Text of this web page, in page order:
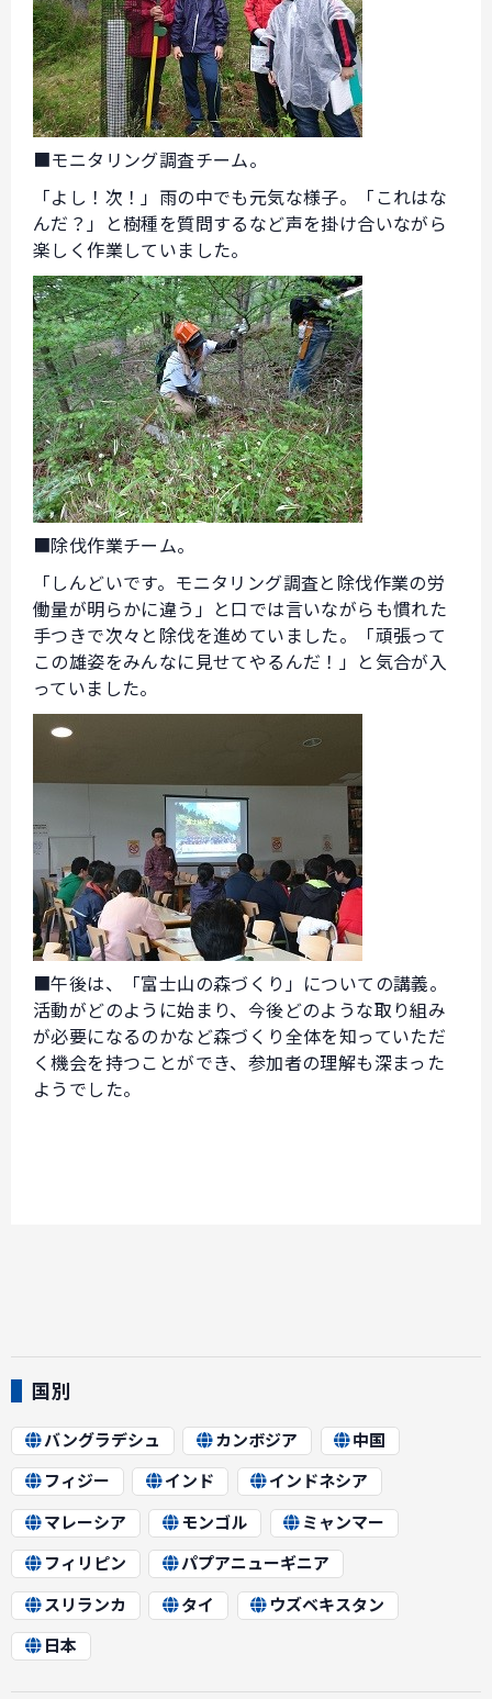
■モニタリング調査チーム。
「よし！次！」雨の中でも元気な様子。「これはな
んだ？」と樹種を質問するなど声を掛け合いながら
楽しく作業していました。
■除伐作業チーム。
「しんどいです。モニタリング調査と除伐作業の労
働量が明らかに違う」と口では言いながらも慣れた
手つきで次々と除伐を進めていました。「頑張って
この雄姿をみんなに見せてやるんだ！」と気合が入
っていました。
■午後は、「富士山の森づくり」についての講義。
活動がどのように始まり、今後どのような取り組み
が必要になるのかなど森づくり全体を知っていただ
く機会を持つことができ、参加者の理解も深まった
ようでした。
国別
バングラデシュ カンボジア
中国
フィジー
インド
インドネシア
マレーシア
モンゴル
ミャンマー
フィリピン
パプアニューギニア
スリランカ
タイ
ウズベキスタン
日本